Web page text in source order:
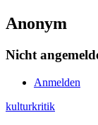
Anonym
Nicht
Anmelden
kulturkritik